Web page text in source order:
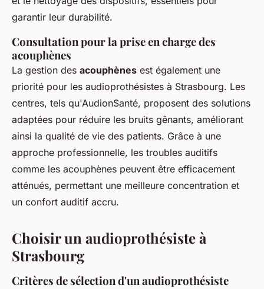
garantir leur durabilité.
Consultation pour la prise en charge des
acouphènes
La gestion des acouphènes est également une
priorité pour les audioprothésistes à Strasbourg. Les
centres, tels qu'AudionSanté, proposent des solutions
adaptées pour réduire les bruits gênants, améliorant
ainsi la qualité de vie des patients. Grâce à une
approche professionnelle, les troubles auditifs
comme les acouphènes peuvent être efficacement
atténués, permettant une meilleure concentration et
un confort auditif accru.
Choisir un audioprothésiste à
Strasbourg
Critères de sélection d'un audioprothésiste